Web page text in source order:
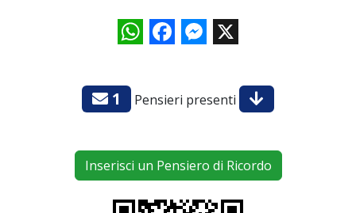
WhatsAppFacebookMessenger
X
1 Pensieri presenti
Inserisci un Pensiero di Ricordo